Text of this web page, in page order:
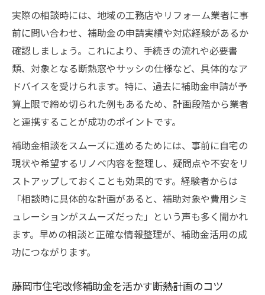
実際の相談時には、地域の工務店やリフォーム業者に事
前に問い合わせ、補助金の申請実績や対応経験があるか
確認しましょう。これにより、手続きの流れや必要書
類、対象となる断熱窓やサッシの仕様など、具体的なア
ドバイスを受けられます。特に、過去に補助金申請が予
算上限で締め切られた例もあるため、計画段階から業者
と連携することが成功のポイントです。
補助金相談をスムーズに進めるためには、事前に自宅の
現状や希望するリノベ内容を整理し、疑問点や不安をリ
ストアップしておくことも効果的です。経験者からは
「相談時に具体的な計画があると、補助対象や費用シミ
ュレーションがスムーズだった」という声も多く聞かれ
ます。早めの相談と正確な情報整理が、補助金活用の成
功につながります。
藤岡市住宅改修補助金を活かす断熱計画のコツ